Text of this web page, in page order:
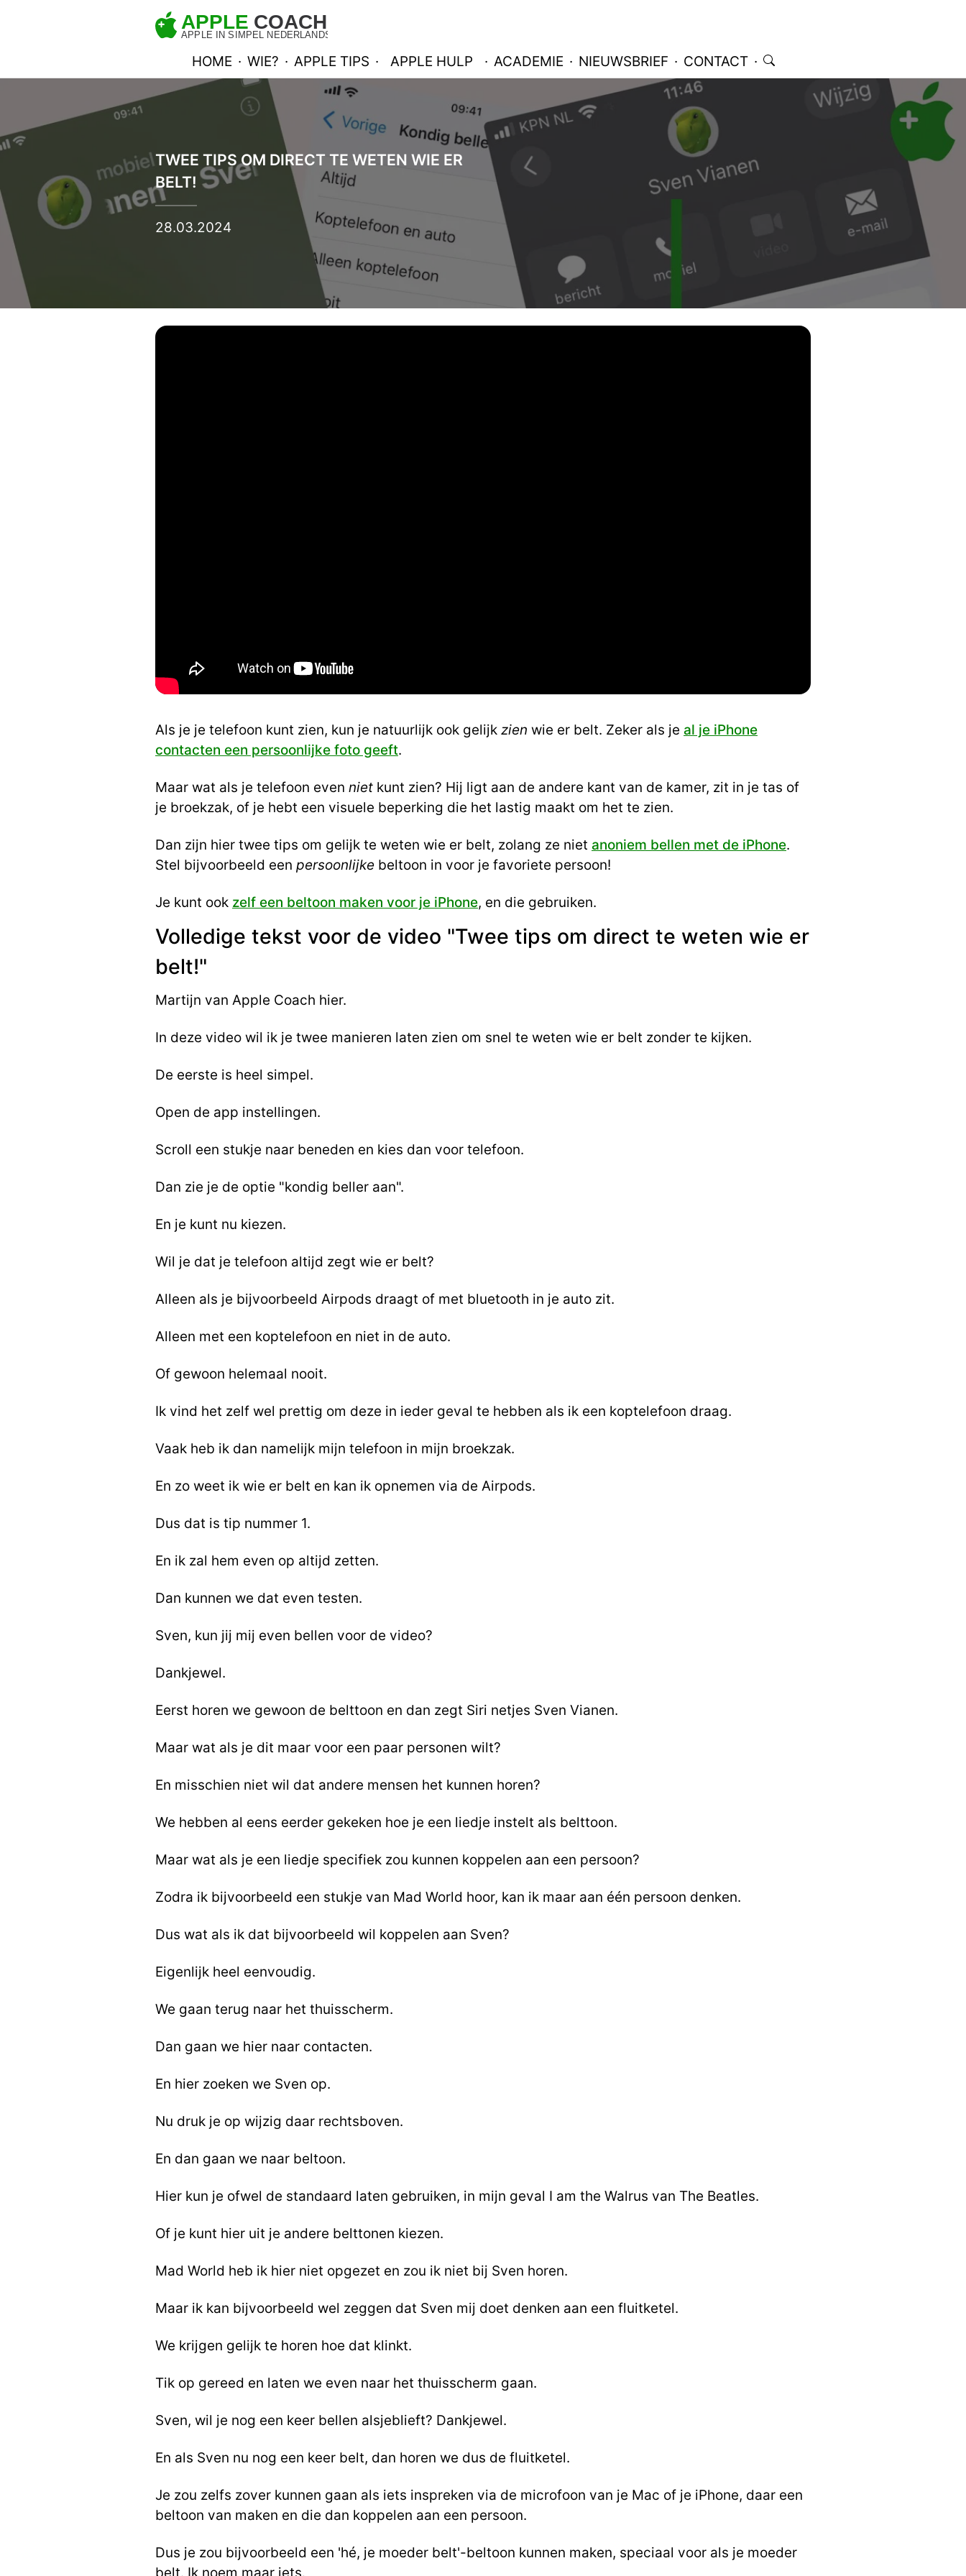
HOME · WIE? · APPLE TIPS · APPLE HULP · ACADEMIE · NIEUWSBRIEF · CONTACT ·
TWEE TIPS OM DIRECT TE WETEN WIE ER
BELT!
28.03.2024
Als je je telefoon kunt zien, kun je natuurlijk ook gelijk zien wie er belt. Zeker als je al je iPhone
contacten een persoonlijke foto geeft.
Maar wat als je telefoon even niet kunt zien? Hij ligt aan de andere kant van de kamer, zit in je tas of
je broekzak, of je hebt een visuele beperking die het lastig maakt om het te zien.
Dan zijn hier twee tips om gelijk te weten wie er belt, zolang ze niet anoniem bellen met de iPhone.
Stel bijvoorbeeld een persoonlijke beltoon in voor je favoriete persoon!
Je kunt ook zelf een beltoon maken voor je iPhone, en die gebruiken.
Volledige tekst voor de video "Twee tips om direct te weten wie er
belt!"
Martijn van Apple Coach hier.
In deze video wil ik je twee manieren laten zien om snel te weten wie er belt zonder te kijken.
De eerste is heel simpel.
Open de app instellingen.
Scroll een stukje naar beneden en kies dan voor telefoon.
Dan zie je de optie "kondig beller aan".
En je kunt nu kiezen.
Wil je dat je telefoon altijd zegt wie er belt?
Alleen als je bijvoorbeeld Airpods draagt of met bluetooth in je auto zit.
Alleen met een koptelefoon en niet in de auto.
Of gewoon helemaal nooit.
Ik vind het zelf wel prettig om deze in ieder geval te hebben als ik een koptelefoon draag.
Vaak heb ik dan namelijk mijn telefoon in mijn broekzak.
En zo weet ik wie er belt en kan ik opnemen via de Airpods.
Dus dat is tip nummer 1.
En ik zal hem even op altijd zetten.
Dan kunnen we dat even testen.
Sven, kun jij mij even bellen voor de video?
Dankjewel.
Eerst horen we gewoon de belttoon en dan zegt Siri netjes Sven Vianen.
Maar wat als je dit maar voor een paar personen wilt?
En misschien niet wil dat andere mensen het kunnen horen?
We hebben al eens eerder gekeken hoe je een liedje instelt als belttoon.
Maar wat als je een liedje specifiek zou kunnen koppelen aan een persoon?
Zodra ik bijvoorbeeld een stukje van Mad World hoor, kan ik maar aan één persoon denken.
Dus wat als ik dat bijvoorbeeld wil koppelen aan Sven?
Eigenlijk heel eenvoudig.
We gaan terug naar het thuisscherm.
Dan gaan we hier naar contacten.
En hier zoeken we Sven op.
Nu druk je op wijzig daar rechtsboven.
En dan gaan we naar beltoon.
Hier kun je ofwel de standaard laten gebruiken, in mijn geval I am the Walrus van The Beatles.
Of je kunt hier uit je andere belttonen kiezen.
Mad World heb ik hier niet opgezet en zou ik niet bij Sven horen.
Maar ik kan bijvoorbeeld wel zeggen dat Sven mij doet denken aan een fluitketel.
We krijgen gelijk te horen hoe dat klinkt.
Tik op gereed en laten we even naar het thuisscherm gaan.
Sven, wil je nog een keer bellen alsjeblieft? Dankjewel.
En als Sven nu nog een keer belt, dan horen we dus de fluitketel.
Je zou zelfs zover kunnen gaan als iets inspreken via de microfoon van je Mac of je iPhone, daar een
beltoon van maken en die dan koppelen aan een persoon.
Dus je zou bijvoorbeeld een 'hé, je moeder belt'-beltoon kunnen maken, speciaal voor als je moeder
belt. Ik noem maar iets.